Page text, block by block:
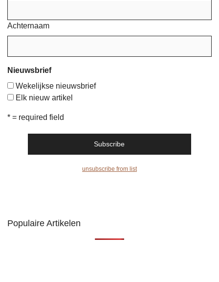
Achternaam
Nieuwsbrief
Wekelijkse nieuwsbrief
Elk nieuw artikel
* = required field
unsubscribe from list
Populaire Artikelen